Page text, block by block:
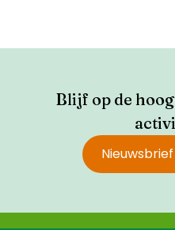
Blijf op de